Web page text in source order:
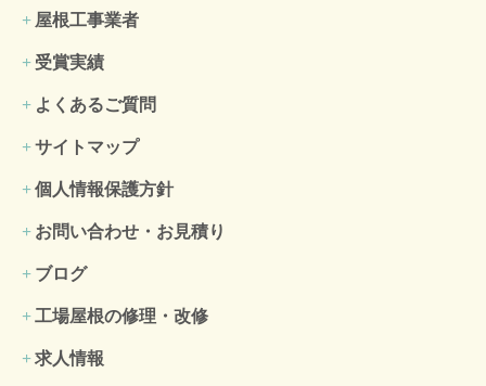
屋根工事業者
受賞実績
よくあるご質問
サイトマップ
個人情報保護方針
お問い合わせ・お見積り
ブログ
工場屋根の修理・改修
求人情報